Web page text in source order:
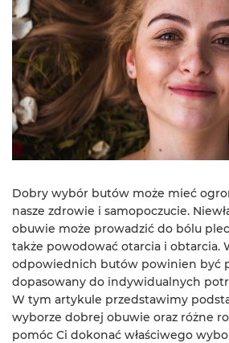
Dobry wybór butów może mieć
nasze zdrowie i samopoczucie.
obuwie może prowadzić do bólu
także powodować otarcia i obtarcia.
odpowiednich butów powinien być
dopasowany do indywidualnych
W tym artykule przedstawimy
wyborze dobrej obuwie oraz różne
pomóc Ci dokonać właściwego